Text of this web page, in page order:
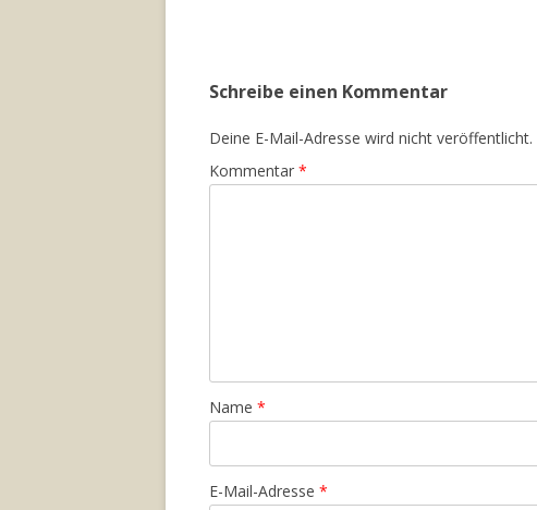
Schreibe einen Kommentar
Deine E-Mail-Adresse wird nicht veröffentlicht.
Kommentar *
Name *
E-Mail-Adresse *